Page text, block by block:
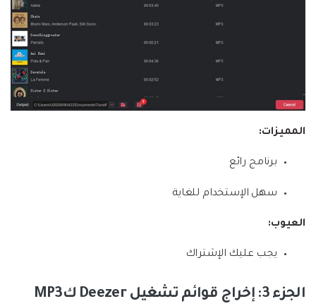
المميزات:
برنامج رائع
سهل الإستخدام للغاية
العيوب:
يجب عليك الإشتراك
الجزء 3: إخراج قوائم تشغيل Deezer كMP3